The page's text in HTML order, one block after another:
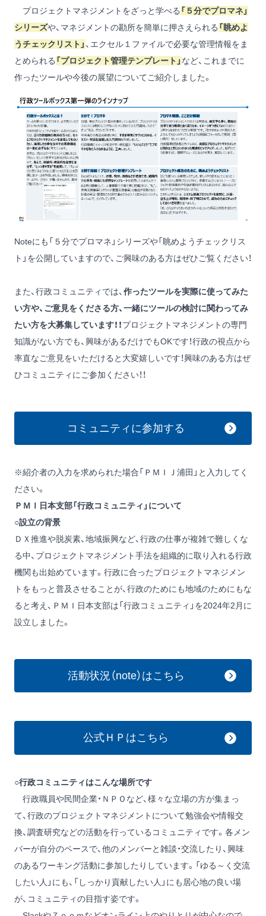
プロジェクトマネジメントをざっと学べる 「５分でプロマネ」
シリーズや、マネジメントの勘所を簡単に押さえられる 「眺めよ
うチェックリスト」 、エクセル１ファイルで必要な管理情報をま
とめられる 「プロジェクト管理テンプレート」 など、これまでに
作ったツールや今後の展望についてご紹介しました。
Noteにも 「５分でプロマネ」シリーズや「眺めようチェックリス
ト」 を公開していますので、ご興味のある方はぜひご覧ください！
また、行政コミュニティでは、 作ったツールを実際に使ってみた
い方や、ご意見をくださる方、一緒にツールの検討に関わってみ
たい方を大募集しています！！プロジェクトマネジメントの専門
知識がない方でも、興味があるだけでもOKです！行政の視点から
率直なご意見をいただけると大変嬉しいです！興味のある方はぜ
ひコミュニティにご参加ください！！
コミュニティに参加する
※紹介者の入力を求められた場合「ＰＭＩＪ浦田」と入力してく
ださい。
ＰＭＩ日本支部「行政コミュニティ」について
○設立の背景
ＤＸ推進や脱炭素、地域振興など、行政の仕事が複雑で難しくな
る中、プロジェクトマネジメント手法を組織的に取り入れる行政
機関も出始めています。行政に合ったプロジェクトマネジメン
トをもっと普及させることが、行政のためにも地域のためにもな
ると考え、ＰＭＩ日本支部は「行政コミュニティ」を2024年2月に
設立しました。
活動状況（note）はこちら
公式ＨＰはこちら
○行政コミュニティはこんな場所です
行政職員や民間企業・ＮＰＯなど、様々な立場の方が集まっ
て、行政のプロジェクトマネジメントについて勉強会や情報交
換、調査研究などの活動を行っているコミュニティです。各メン
バーが自分のペースで、他のメンバーと雑談・交流したり、興味
のあるワーキング活動に参加したりしています。「ゆる～く交流
したい人」にも、「しっかり貢献したい人」にも居心地の良い場
が、コミュニティの目指す姿です。